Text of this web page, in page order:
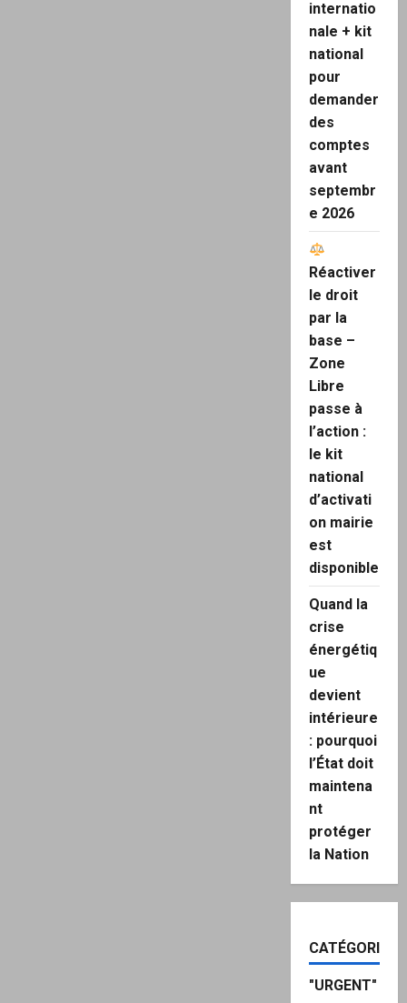
internatio
nale + kit
national
pour
demander
des
comptes
avant
septembr
e 2026
Réactiver
le droit
par la
base –
Zone
Libre
passe à
l’action :
le kit
national
d’activati
on mairie
est
disponible
Quand la
crise
énergétiq
ue
devient
intérieure
: pourquoi
l’État doit
maintena
nt
protéger
la Nation
CATÉGORIES
"URGENT"